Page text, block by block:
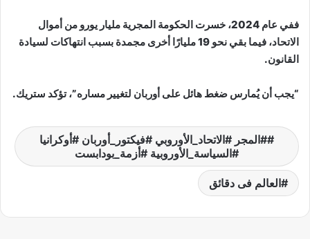
ففي عام 2024، خسرت الحكومة المجرية مليار يورو من أموال
الاتحاد، فيما بقي نحو 19 مليارًا أخرى مجمدة بسبب انتهاكات لسيادة
القانون.
“يجب أن يُمارس ضغط هائل على أوربان لتغيير مساره”، تؤكد ستريك.
#المجر #الاتحاد_الأوروبي #فيكتور_أوربان #أوكرانيا
#السياسة_الأوروبية #أزمة_بودابست
العالم فى دقائق